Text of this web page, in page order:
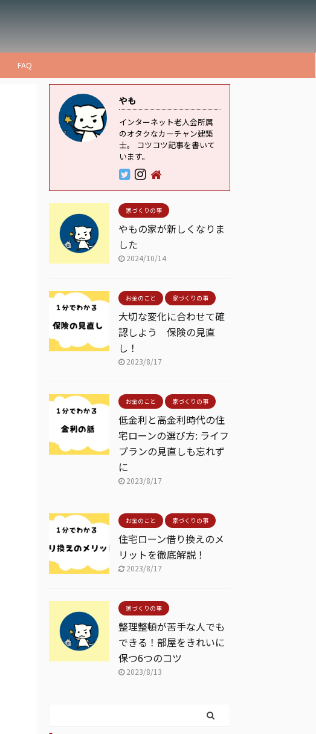
FAQ
やも
インターネット老人会所属
のオタクなカーチャン建築
士。 コツコツ記事を書いて
います。
家づくりの事
やもの家が新しくなりま
した
2024/10/14
お金のこと 家づくりの事
大切な変化に合わせて確
認しよう 保険の見直
し！
2023/8/17
お金のこと 家づくりの事
低金利と高金利時代の住
宅ローンの選び方: ライフ
プランの見直しも忘れず
に
2023/8/17
お金のこと 家づくりの事
住宅ローン借り換えのメ
リットを徹底解説！
2023/8/17
家づくりの事
整理整頓が苦手な人でも
できる！部屋をきれいに
保つ6つのコツ
2023/8/13